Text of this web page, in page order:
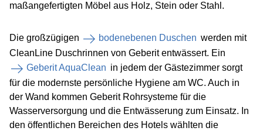
maßangefertigten Möbel aus Holz, Stein oder Stahl.
Die großzügigen bodenebenen Duschen werden mit
CleanLine Duschrinnen von Geberit entwässert. Ein
Geberit AquaClean in jedem der Gästezimmer sorgt
für die modernste persönliche Hygiene am WC. Auch in
der Wand kommen Geberit Rohrsysteme für die
Wasserversorgung und die Entwässerung zum Einsatz. In
den öffentlichen Bereichen des Hotels wählten die